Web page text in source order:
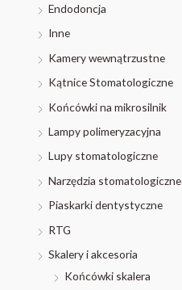
Endodoncja
Inne
Kamery wewnątrzustne
Kątnice Stomatologiczne
Końcówki na mikrosilnik
Lampy polimeryzacyjna
Lupy stomatologiczne
Narzędzia stomatologiczne
Piaskarki dentystyczne
RTG
Skalery i akcesoria
Końcówki skalera